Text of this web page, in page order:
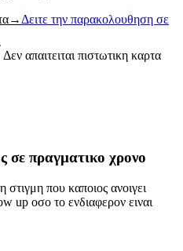
→ Δειτε την παρακολουθηση σε
Δεν απαιτειται πιστωτικη καρτα
σε πραγματικο χρονο
στιγμη που καποιος ανοιγει
up οσο το ενδιαφερον ειναι